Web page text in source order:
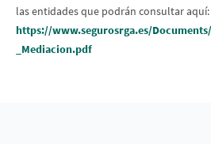
las entidades que podrán consultar aquí:
https://www.segurosrga.es/
_Mediacion.pdf